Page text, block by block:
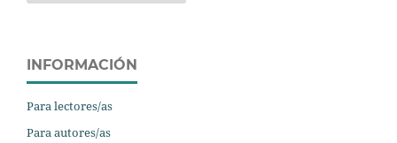
INFORMACIÓN
Para lectores/as
Para autores/as